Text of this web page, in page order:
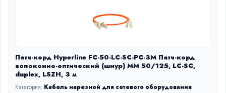
Патч-корд Hyperline FC-50-LC-SC-PC-3M Патч-корд
волоконно-оптический (шнур) MM 50/125, LC-SC,
duplex, LSZH, 3 м
Категория: Кабель нарезной для сетевого оборудования